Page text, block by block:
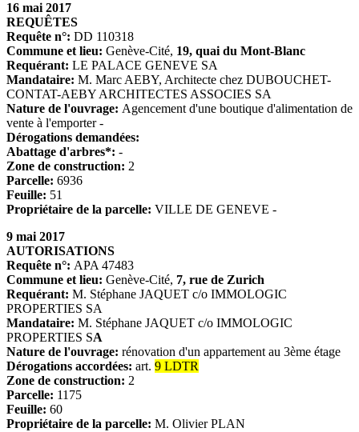
16 mai 2017
REQUÊTES
Requête n°: DD 110318
Commune et lieu: Genève-Cité, 19, quai du Mont-Blanc
Requérant: LE PALACE GENEVE SA
Mandataire: M. Marc AEBY, Architecte chez DUBOUCHET-
CONTAT-AEBY ARCHITECTES ASSOCIES SA
Nature de l'ouvrage: Agencement d'une boutique d'alimentation de
vente à l'emporter -
Dérogations demandées:
Abattage d'arbres*: -
Zone de construction: 2
Parcelle: 6936
Feuille: 51
Propriétaire de la parcelle: VILLE DE GENEVE -
9 mai 2017
AUTORISATIONS
Requête n°: APA 47483
Commune et lieu: Genève-Cité, 7, rue de Zurich
Requérant: M. Stéphane JAQUET c/o IMMOLOGIC
PROPERTIES SA
Mandataire: M. Stéphane JAQUET c/o IMMOLOGIC
PROPERTIES SA
Nature de l'ouvrage: rénovation d'un appartement au 3ème étage
Dérogations accordées: art. 9 LDTR
Zone de construction: 2
Parcelle: 1175
Feuille: 60
Propriétaire de la parcelle: M. Olivier PLAN